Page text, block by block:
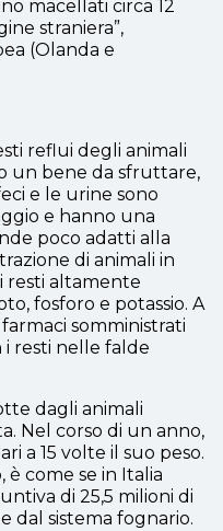
macellati circa 12
straniera”,
(Olanda e
reflui degli animali
un bene da sfruttare,
e le urine sono
e hanno una
poco adatti alla
di animali in
resti altamente
fosforo e potassio. A
somministrati
i resti nelle falde
dagli animali
Nel corso di un anno,
a 15 volte il suo peso.
è come se in Italia
di 25,5 milioni di
dal sistema fognario.